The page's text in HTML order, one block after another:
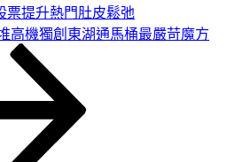
票提升熱門肚皮鬆弛
高機獨創東湖通馬桶最嚴苛魔方